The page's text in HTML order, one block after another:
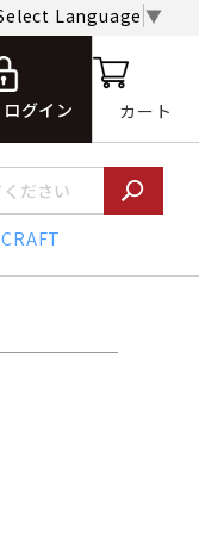
Language ▼
ログイン カート